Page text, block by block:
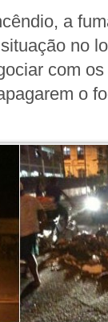
a
no
com
o